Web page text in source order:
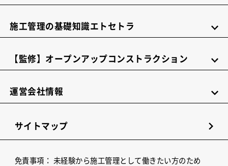
施工管理の基礎知識エトセトラ
【監修】オープンアップコンストラクション
運営会社情報
サイトマップ
免責事項： 未経験から施工管理として働きたい方のため